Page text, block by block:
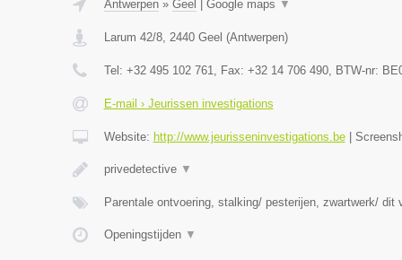
Antwerpen» Geel Google maps ▼
Larum 42/8, 2440 Geel (Antwerpen)
Tel: +32 495 102 761, Fax: +32 14 706 490, BTW-nr:
E-mail › Jeurissen investigations
Website: http://www.jeurisseninvestigations.be|
privedetective ▼
Parentale ontvoering, stalking/ pesterijen, zwartwerk/ dit
Openingstijden ▼